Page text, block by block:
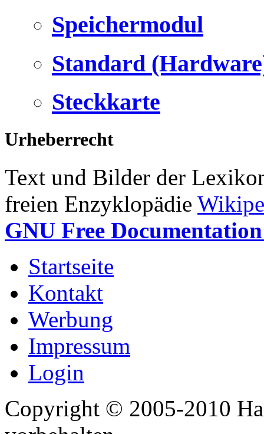
Speichermodul
Standard
Steckkarte
Urheberrecht
Text und Bilder der
freien Enzyklopädie
GNU Free
Startseite
Kontakt
Werbung
Impressum
Login
Copyright © 2005-2010